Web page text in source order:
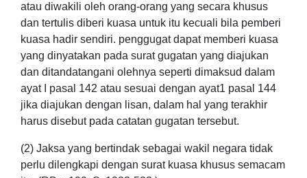
atau diwakili oleh orang-orang yang secara khusus
dan tertulis diberi kuasa untuk itu kecuali bila pemberi
kuasa hadir sendiri. penggugat dapat memberi kuasa
yang dinyatakan pada surat gugatan yang diajukan
dan ditandatangani olehnya seperti dimaksud dalam
ayat I pasal 142 atau sesuai dengan ayat1 pasal 144
jika diajukan dengan lisan, dalam hal yang terakhir
harus disebut pada catatan gugatan tersebut.
(2) Jaksa yang bertindak sebagai wakil negara tidak
perlu dilengkapi dengan surat kuasa khusus semacam